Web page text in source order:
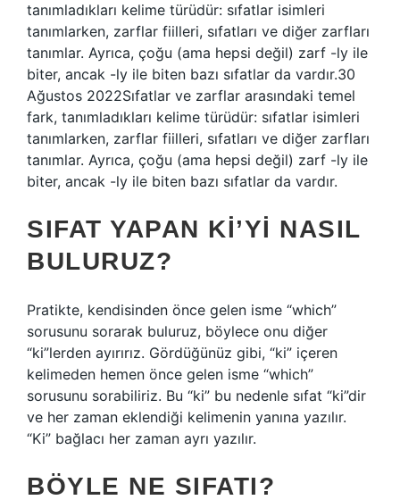
tanımladıkları kelime türüdür: sıfatlar isimleri
tanımlarken, zarflar fiilleri, sıfatları ve diğer zarfları
tanımlar. Ayrıca, çoğu (ama hepsi değil) zarf -ly ile
biter, ancak -ly ile biten bazı sıfatlar da vardır.30
Ağustos 2022Sıfatlar ve zarflar arasındaki temel
fark, tanımladıkları kelime türüdür: sıfatlar isimleri
tanımlarken, zarflar fiilleri, sıfatları ve diğer zarfları
tanımlar. Ayrıca, çoğu (ama hepsi değil) zarf -ly ile
biter, ancak -ly ile biten bazı sıfatlar da vardır.
SIFAT YAPAN KI’YI NASIL
BULURUZ?
Pratikte, kendisinden önce gelen isme “which”
sorusunu sorarak buluruz, böylece onu diğer
“ki”lerden ayırırız. Gördüğünüz gibi, “ki” içeren
kelimeden hemen önce gelen isme “which”
sorusunu sorabiliriz. Bu “ki” bu nedenle sıfat “ki”dir
ve her zaman eklendiği kelimenin yanına yazılır.
“Ki” bağlacı her zaman ayrı yazılır.
BÖYLE NE SIFATI?